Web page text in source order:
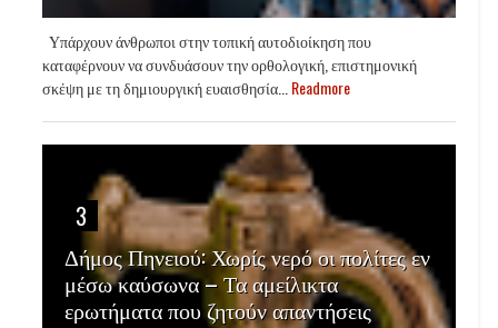
Υπάρχουν άνθρωποι στην τοπική αυτοδιοίκηση που
καταφέρνουν να συνδυάσουν την ορθολογική, επιστημονική
σκέψη με τη δημιουργική ευαισθησία... Readmore
3
Δήμος Πηνειού: Χωρίς νερό οι πολίτες εν
μέσω καύσωνα – Τα αμείλικτα
ερωτήματα που ζητούν απαντήσεις